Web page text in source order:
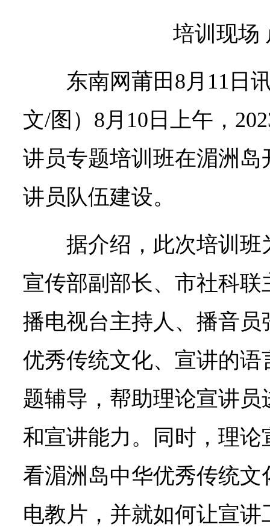
培训现场
东南网莆田8月11日
文/图）8月10日上午，
讲员专题培训班在湄洲
讲员队伍建设。
据介绍，此次培训班
宣传部副部长、市社科
播电视台主持人、播音
优秀传统文化、宣讲的
题辅导，帮助理论宣讲
和宣讲能力。同时，理
看湄洲岛中华优秀传统
电教片，并就如何让宣